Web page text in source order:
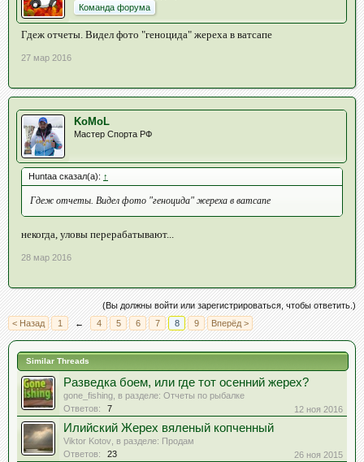
Команда форума
Гдеж отчеты. Видел фото "геноцида" жереха в ватсапе
27 мар 2016
KoMoL
Мастер Спорта РФ
Huntaa сказал(а): ↑
Гдеж отчеты. Видел фото "геноцида" жереха в ватсапе
некогда, уловы перерабатывают...
28 мар 2016
(Вы должны войти или зарегистрироваться, чтобы ответить.)
< Назад
1 ← 4 5 6 7 8 9 Вперёд >
Similar Threads
Разведка боем, или где тот осенний жерех?
gone_fishing , в разделе: Отчеты по рыбалке
Ответов:
7 12 ноя 2016
Илийский Жерех вяленый копченный
Viktor Kotov , в разделе: Продам
Ответов:
23 26 ноя 2015